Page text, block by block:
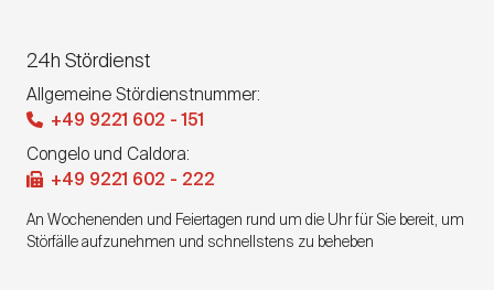
24h Stördienst
Allgemeine Stördienstnummer:
+49 9221 602 - 151
Congelo und Caldora:
+49 9221 602 - 222
An Wochenenden und Feiertagen rund um die Uhr für Sie bereit, um
Störfälle aufzunehmen und schnellstens zu beheben